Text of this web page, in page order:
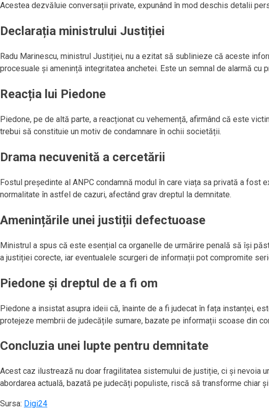
Acestea dezvăluie conversații private, expunând în mod deschis detalii
Declarația ministrului Justiției
Radu Marinescu, ministrul Justiției, nu a ezitat să sublinieze că aceste
procesuale și amenință integritatea anchetei. Este un semnal de alarmă
Reacția lui Piedone
Piedone, pe de altă parte, a reacționat cu vehemență, afirmând că este
trebui să constituie un motiv de condamnare în ochii societății.
Drama necuvenită a cercetării
Fostul președinte al ANPC condamnă modul în care viața sa privată a
normalitate în astfel de cazuri, afectând grav dreptul la demnitate.
Amenințările unei justiții defectuoase
Ministrul a spus că este esențial ca organelle de urmărire penală să își
a justiției corecte, iar eventualele scurgeri de informații pot compromite
Piedone și dreptul de a fi om
Piedone a insistat asupra ideii că, înainte de a fi judecat în fața instanței,
protejeze membrii de judecățile sumare, bazate pe informații scoase din
Concluzia unei lupte pentru demnitate
Acest caz ilustrează nu doar fragilitatea sistemului de justiție, ci și nevoia
abordarea actuală, bazată pe judecăți populiste, riscă să transforme chiar
Sursa: Digi24